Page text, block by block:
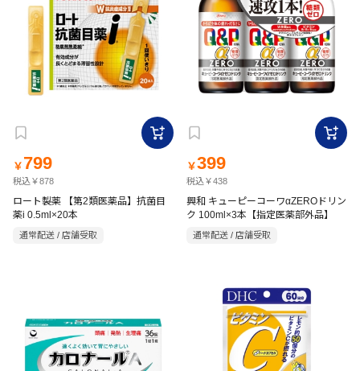
￥ 799
税込￥878
ロート製薬 【第2類医薬品】抗菌目
薬i 0.5ml×20本
通常配送 / 店舗受取
￥399
税込￥438
興和 キューピーコーワαZEROドリン
ク 100ml×3本【指定医薬部外品】
通常配送 / 店舗受取